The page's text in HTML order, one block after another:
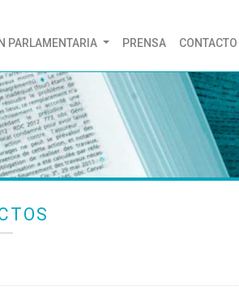
PARLAMENTARIA PRENSA CONTACTO